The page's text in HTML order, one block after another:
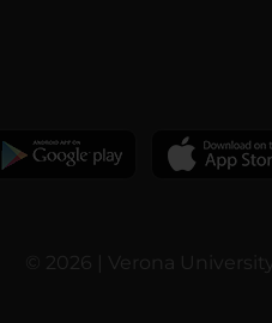
© 2026 | Verona University